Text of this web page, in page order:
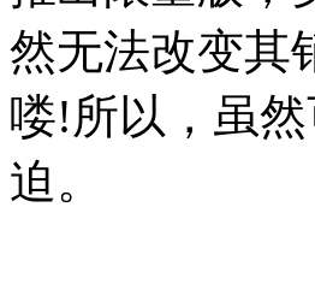
然无法改变其
喽!所以，虽
迫。